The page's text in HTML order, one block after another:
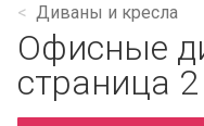
Диваны и кресла
Офисные
страница 2